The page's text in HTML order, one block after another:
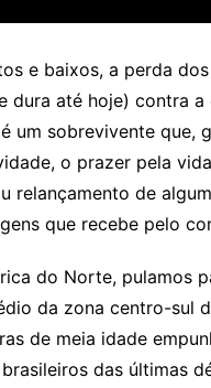
e baixos, a perda
dura até hoje) contra
um sobrevivente que,
o prazer pela
relançamento de
que recebe pelo
do Norte, pulamos
da zona centro-sul
de meia idade
das últimas